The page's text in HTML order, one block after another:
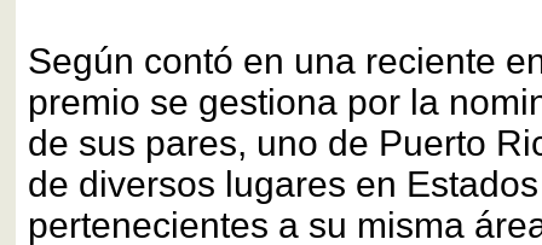
Según contó en una reciente
premio se gestiona por la
de sus pares, uno de Puerto
de diversos lugares en
pertenecientes a su misma